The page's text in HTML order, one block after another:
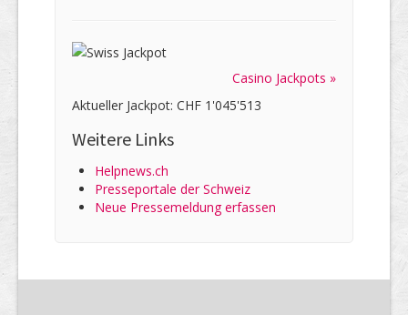
Casino Jackpots »
Aktueller Jackpot: CHF 1'045'513
Weitere Links
Helpnews.ch
Presseportale der Schweiz
Neue Pressemeldung erfassen